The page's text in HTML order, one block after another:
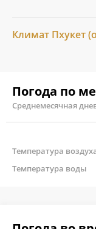
Климат Пхукет
Погода по
Среднемесячная
Температура
Температура воды